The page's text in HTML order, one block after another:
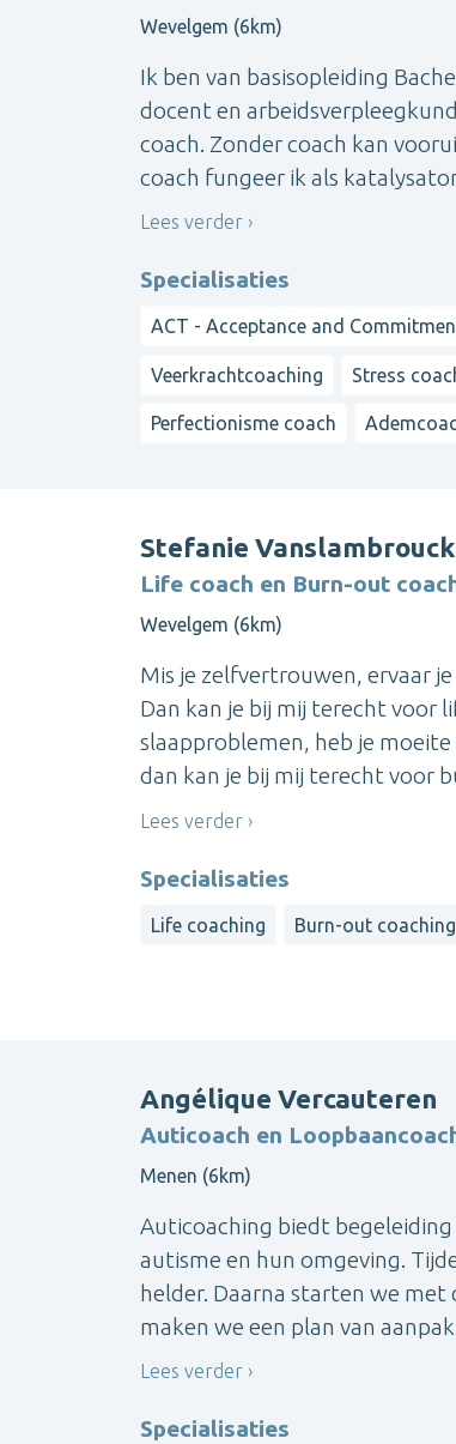
Wevelgem (6km)
Ik ben van basisopleiding
docent en
coach. Zonder coach kan
coach fungeer ik als
Lees verder
Specialisaties
ACT - Acceptance and
Veerkrachtcoaching Stress
Perfectionisme coach
Stefanie Vanslambrouck
Life coach en Burn-out
Wevelgem (6km)
Mis je zelfvertrouwen, ervaar
Dan kan je bij mij terecht voor
slaapproblemen, heb je
dan kan je bij mij terecht voor
Lees verder
Specialisaties
Life coaching Burn-out coaching
Angélique Vercauteren
Auticoach en
Menen (6km)
Auticoaching biedt
autisme en hun omgeving.
helder. Daarna starten we met
maken we een plan van
Lees verder
Specialisaties